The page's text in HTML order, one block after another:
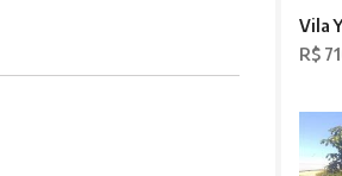
Vila
R$